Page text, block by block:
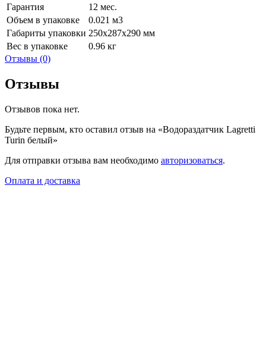
Гарантия
12 мес.
Объем в упаковке
0.021 м3
Габариты упаковки 250х287х290 мм
Вес в упаковке
0.96 кг
Отзывы (0)
Отзывы
Отзывов пока нет.
Будьте первым, кто оставил отзыв на «Водораздатчик Lagretti
Turin белый»
Для отправки отзыва вам необходимо авторизоваться.
Оплата и доставка